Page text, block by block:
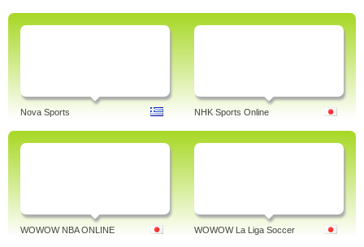
Nova Sports NHK Sports Online
WOWOW NBA ONLINE WOWOW La Liga Soccer